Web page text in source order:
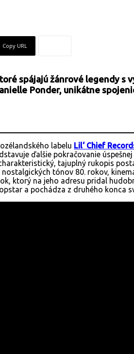
Copy URL
spájajú žánrové legendy
Ponder, unikátne
labelu Lil‘ Chief
ďalšie pokračovanie
tajuplný rukopis
tónov 80. rokov,
ktorý na jeho adresu pridal
a pochádza z druhého konca